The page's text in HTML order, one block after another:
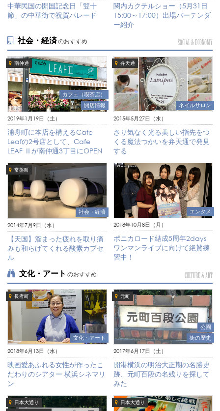
中華民国の開国記念日「雙十
節」の中華街で祝賀パレード
関内カクテルショー（5月31日
15:00～17:00）出場バーテンダ
ー紹介
社会・経済のおすすめ SOCIAL & ECONOMY
南仲通
カフェ（喫茶店）
開店情報
2019年1月19日（土）
浦舟町に本店を構えるCafe
Leafの2号店として、Cafe
LEAF Ⅱが南仲通3丁目にOPEN
弁天通
ネイルサロン
2015年5月27日（水）
さり気なく光る美しい指先をつ
くる魔法つかいを弁天通で発見
する
常盤町
社会・経済
2014年7月9日（水）
【天国】溜まった疲れを取り痛
みも和らげてくれる酸素カプセ
ル
エンタメ
2018年10月8日（月）
ポニカロード結成5周年2days
ワンマンライブに向けて絶賛練
習中！
文化・アート のおすすめ CULTURE & ART
長者町
文化・アート
2018年6月13日（水）
映画愛あふれる女性が作ったこ
だわりのシアター 横浜シネマリ
ン
元町
公園
街の歴史
2017年6月17日（土）
開港横浜の明治大正期の名勝史
跡、元町百段の名残りを探して
みた
日本大通り
日本大通り